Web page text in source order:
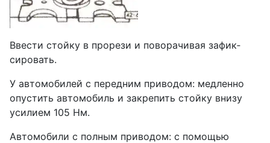
Ввести стойку в прорези и поворачивая зафик­
сировать.
У автомобилей с передним приводом: медленно
опустить автомобиль и закрепить стойку внизу
усилием 105 Нм.
Автомобили с полным приводом: с помощью